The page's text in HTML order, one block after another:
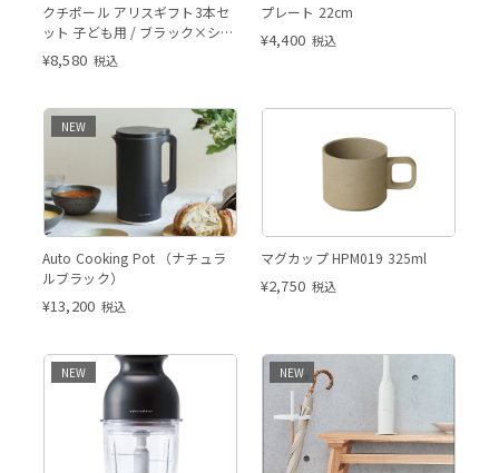
クチポール アリスギフト3本セ
ット 子ども用 / ブラック×シル
バー
¥8,580 税込
プレート 22cm
¥4,400 税込
NEW
Auto Cooking Pot （ナチュラ
ルブラック）
¥13,200 税込
マグカップ HPM019 325ml
¥2,750 税込
NEW NEW